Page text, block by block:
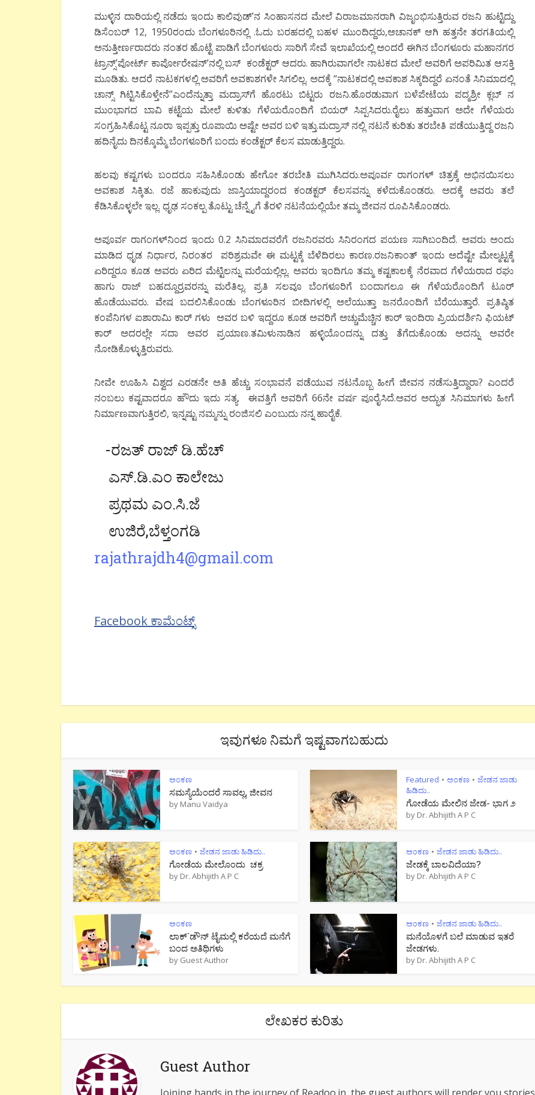
ಮುಳ್ಳಿನ ದಾರಿಯಲ್ಲಿ ನಡೆದು ಇಂದು ಕಾಲಿವುಡ್’ನ ಸಿಂಹಾಸನದ ಮೇಲೆ ವಿರಾಜಮಾನರಾಗಿ ವಿಜೃಂಭಿಸುತ್ತಿರುವ ರಜನಿ ಹುಟ್ಟಿದ್ದು
ಡಿಸೆಂಬರ್ 12, 1950ರಂದು ಬೆಂಗಳೂರಿನಲ್ಲಿ .ಓದು ಬರಹದಲ್ಲಿ ಬಹಳ ಮುಂದಿದ್ದರು,ಅಚಾನಕ್ ಆಗಿ ಹತ್ತನೇ ತರಗತಿಯಲ್ಲಿ
ಅನುತ್ತೀರ್ಣರಾದರು ನಂತರ ಹೊಟ್ಟೆ ಪಾಡಿಗೆ ಬೆಂಗಳೂರು ಸಾರಿಗೆ ಸೇವೆ ಇಲಾಖೆಯಲ್ಲಿ ಅಂದರೆ ಈಗಿನ ಬೆಂಗಳೂರು ಮಹಾನಗರ
ಟ್ರಾನ್ಸ್’ಪೋರ್ಟ್ ಕಾರ್ಪೋರೇಷನ್’ನಲ್ಲಿ ಬಸ್ ಕಂಡೆಕ್ಟರ್ ಆದರು. ಹಾಗಿರುವಾಗಲೇ ನಾಟಕದ ಮೇಲೆ ಅವರಿಗೆ ಅಪರಿಮಿತ ಆಸಕ್ತಿ
ಮೂಡಿತು. ಆದರೆ ನಾಟಕಗಳಲ್ಲಿ ಅವರಿಗೆ ಅವಕಾಶಗಳೇ ಸಿಗಲಿಲ್ಲ. ಅದಕ್ಕೆ “ನಾಟಕದಲ್ಲಿ ಅವಕಾಶ ಸಿಕ್ಕದಿದ್ದರೆ ಏನಂತೆ ಸಿನಿಮಾದಲ್ಲಿ
ಚಾನ್ಸ್ ಗಿಟ್ಟಿಸಿಕೊಳ್ತೇನೆ”ಎಂದೆನ್ನುತ್ತಾ ಮದ್ರಾಸ್‍ಗೆ ಹೊರಟು ಬಿಟ್ಟರು ರಜನಿ.ಹೊರಡುವಾಗ ಬಳೆಪೇಟೆಯ ಪದ್ಮಶ್ರೀ ಕ್ಲಬ್ ನ
ಮುಂಭಾಗದ ಬಾವಿ ಕಟ್ಟೆಯ ಮೇಲೆ ಕುಳಿತು ಗೆಳೆಯರೊಂದಿಗೆ ಬಿಯರ್ ಸಿಪ್ಪಸಿದರು.ರೈಲು ಹತ್ತುವಾಗ ಅದೇ ಗೆಳೆಯರು
ಸಂಗ್ರಹಿಸಿಕೊಟ್ಟ ನೂರಾ ಇಪ್ಪತ್ತು ರೂಪಾಯಿ ಅಷ್ಟೇ ಅವರ ಬಳಿ ಇತ್ತು.ಮದ್ರಾಸ್ ನಲ್ಲಿ ನಟನೆ ಕುರಿತು ತರಬೇತಿ ಪಡೆಯುತ್ತಿದ್ದ ರಜನಿ
ಹದಿನೈದು ದಿನಕ್ಕೊಮ್ಮೆ ಬೆಂಗಳೂರಿಗೆ ಬಂದು ಕಂಡೆಕ್ಟರ್ ಕೆಲಸ ಮಾಡುತ್ತಿದ್ದರು.
ಹಲವು ಕಷ್ಟಗಳು ಬಂದರೂ ಸಹಿಸಿಕೊಂಡು ಹೇಗೋ ತರಬೇತಿ ಮುಗಿಸಿದರು.ಅಪೂರ್ವ ರಾಗಂಗಳ್ ಚಿತ್ರಕ್ಕೆ ಅಭಿನಯಿಸಲು
ಅವಕಾಶ ಸಿಕ್ಕಿತು. ರಜೆ ಹಾಕುವುದು ಜಾಸ್ತಿಯಾದ್ದರಂದ ಕಂಡಕ್ಟರ್ ಕೆಲಸವನ್ನು ಕಳೆದುಕೊಂಡರು. ಅದಕ್ಕೆ ಅವರು ತಲೆ
ಕೆಡಿಸಿಕೊಳ್ಳಲೇ ಇಲ್ಲ. ಧೃಢ ಸಂಕಲ್ಪ ತೊಟ್ಟು ಚೆನ್ನೈಗೆ ತೆರಳಿ ನಟನೆಯಲ್ಲಿಯೇ ತಮ್ಮ ಜೀವನ ರೂಪಿಸಿಕೊಂಡರು.
ಅಪೂರ್ವ ರಾಗಂಗಳ್‍ನಿಂದ ಇಂದು 0.2 ಸಿನಿಮಾದವರೆಗೆ ರಜನಿರವರು ಸಿನಿರಂಗದ ಪಯಣ ಸಾಗಿಬಂದಿದೆ. ಅವರು ಅಂದು
ಮಾಡಿದ ಧೃಡ ನಿರ್ಧಾರ, ನಿರಂತರ ಪರಿಶ್ರಮವೇ ಈ ಮಟ್ಟಕ್ಕೆ ಬೆಳೆದಿರಲು ಕಾರಣ.ರಜನಿಕಾಂತ್ ಇಂದು ಅದೆಷ್ಟೇ ಮೇಲ್ಮಟ್ಟಕ್ಕೆ
ಏರಿದ್ದರೂ ಕೂಡ ಅವರು ಏರಿದ ಮೆಟ್ಟಿಲನ್ನು ಮರೆಯಲ್ಲಿಲ್ಲ. ಅವರು ಇಂದಿಗೂ ತಮ್ಮ ಕಷ್ಟಕಾಲಕ್ಕೆ ನೆರವಾದ ಗೆಳೆಯರಾದ ರಘು
ಹಾಗು ರಾಜ್ ಬಹದ್ದೂರ್‍ರವರನ್ನು ಮರೆತಿಲ್ಲ. ಪ್ರತಿ ಸಲವೂ ಬೆಂಗಳೂರಿಗೆ ಬಂದಾಗಲೂ ಈ ಗೆಳೆಯರೊಂದಿಗೆ ಟೂರ್
ಹೊಡೆಯುವರು. ವೇಷ ಬದಲಿಸಿಕೊಂಡು ಬೆಂಗಳೂರಿನ ಬೀದಿಗಳಲ್ಲಿ ಅಲೆಯುತ್ತಾ ಜನರೊಂದಿಗೆ ಬೆರೆಯುತ್ತಾರೆ. ಪ್ರತಿಷ್ಠಿತ
ಕಂಪೆನಿಗಳ ಐಶಾರಾಮಿ ಕಾರ್ ಗಳು ಅವರ ಬಳಿ ಇದ್ದರೂ ಕೂಡ ಅವರಿಗೆ ಅಚ್ಚುಮೆಚ್ಚಿನ ಕಾರ್ ಇಂದಿರಾ ಪ್ರಿಯದರ್ಶಿನಿ ಫಿಯಟ್
ಕಾರ್ ಅದರಲ್ಲೇ ಸದಾ ಅವರ ಪ್ರಯಾಣ.ತಮಿಳುನಾಡಿನ ಹಳ್ಳಿಯೊಂದನ್ನು ದತ್ತು ತೆಗೆದುಕೊಂಡು ಅದನ್ನು ಅವರೇ
ನೋಡಿಕೊಳ್ಳುತ್ತಿರುವರು.
ನೀವೇ ಊಹಿಸಿ ವಿಶ್ವದ ಎರಡನೇ ಅತಿ ಹೆಚ್ಚು ಸಂಭಾವನೆ ಪಡೆಯುವ ನಟನೊಬ್ಬ ಹೀಗೆ ಜೀವನ ನಡೆಸುತ್ತಿದ್ದಾರಾ? ಎಂದರೆ
ನಂಬಲು ಕಷ್ಟವಾದರೂ ಹೌದು ಇದು ಸತ್ಯ. ಈವತ್ತಿಗೆ ಅವರಿಗೆ 66ನೇ ವರ್ಷ ಪೂರೈಸಿದೆ.ಅವರ ಅದ್ಭುತ ಸಿನಿಮಾಗಳು ಹೀಗೆ
ನಿರ್ಮಾಣವಾಗುತ್ತಿರಲಿ, ಇನ್ನಷ್ಟು ನಮ್ಮನ್ನು ರಂಜಿಸಲಿ ಎಂಬುದು ನನ್ನ ಹಾರೈಕೆ.
-ರಜತ್ ರಾಜ್ ಡಿ.ಹೆಚ್
ಎಸ್.ಡಿ.ಎಂ ಕಾಲೇಜು
ಪ್ರಥಮ ಎಂ.ಸಿ.ಜೆ
ಉಜಿರೆ,ಬೆಳ್ತಂಗಡಿ
rajathrajdh4@gmail.com
Facebook ಕಾಮೆಂಟ್ಸ್
ಇವುಗಳೂ ನಿಮಗೆ ಇಷ್ಟವಾಗಬಹುದು
ಅಂಕಣ
ಸಮಸ್ಯೆಯೆಂದರೆ ಸಾವಲ್ಲ, ಜೀವನ
by Manu Vaidya
Featured • ಅಂಕಣ • ಜೇಡನ ಜಾಡು
ಹಿಡಿದು..
ಗೋಡೆಯ ಮೇಲಿನ ಜೇಡ- ಭಾಗ ೨
by Dr. Abhijith A P C
ಅಂಕಣ • ಜೇಡನ ಜಾಡು ಹಿಡಿದು..
ಗೋಡೆಯ ಮೇಲೊಂದು ಚಕ್ರ
by Dr. Abhijith A P C
ಅಂಕಣ • ಜೇಡನ ಜಾಡು ಹಿಡಿದು..
ಜೇಡಕ್ಕೆ ಬಾಲವಿದೆಯಾ?
by Dr. Abhijith A P C
ಅಂಕಣ
ಲಾಕ್`ಡೌನ್ ಟೈಮಲ್ಲಿ ಕರೆಯದೆ ಮನೆಗೆ
ಬಂದ ಅತಿಥಿಗಳು
by Guest Author
ಅಂಕಣ • ಜೇಡನ ಜಾಡು ಹಿಡಿದು..
ಮನೆಯೊಳಗೆ ಬಲೆ ಮಾಡುವ ಇತರೆ
ಜೇಡಗಳು.
by Dr. Abhijith A P C
ಲೇಖಕರ ಕುರಿತು
Guest Author
Joining hands in the journey of Readoo.in, the guest authors will render you stories